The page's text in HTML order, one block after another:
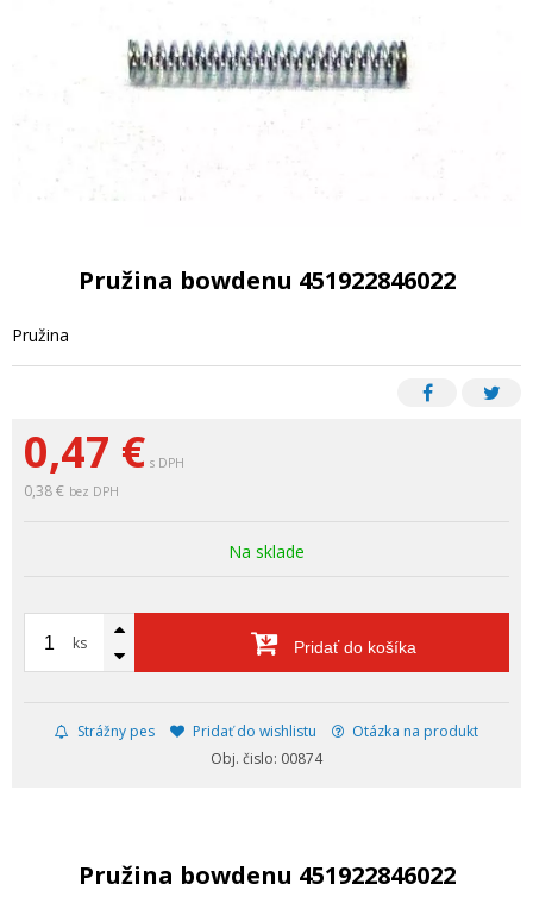
0,47 € s DPH
0,38 € bez DPH
Na sklade
ks Pridať do košíka
Strážny pes Pridať do wishlistu
Otázka na produkt
Obj. čislo: 00874
Pružina bowdenu 451922846022
Pružina
Pružina bowdenu 451922846022